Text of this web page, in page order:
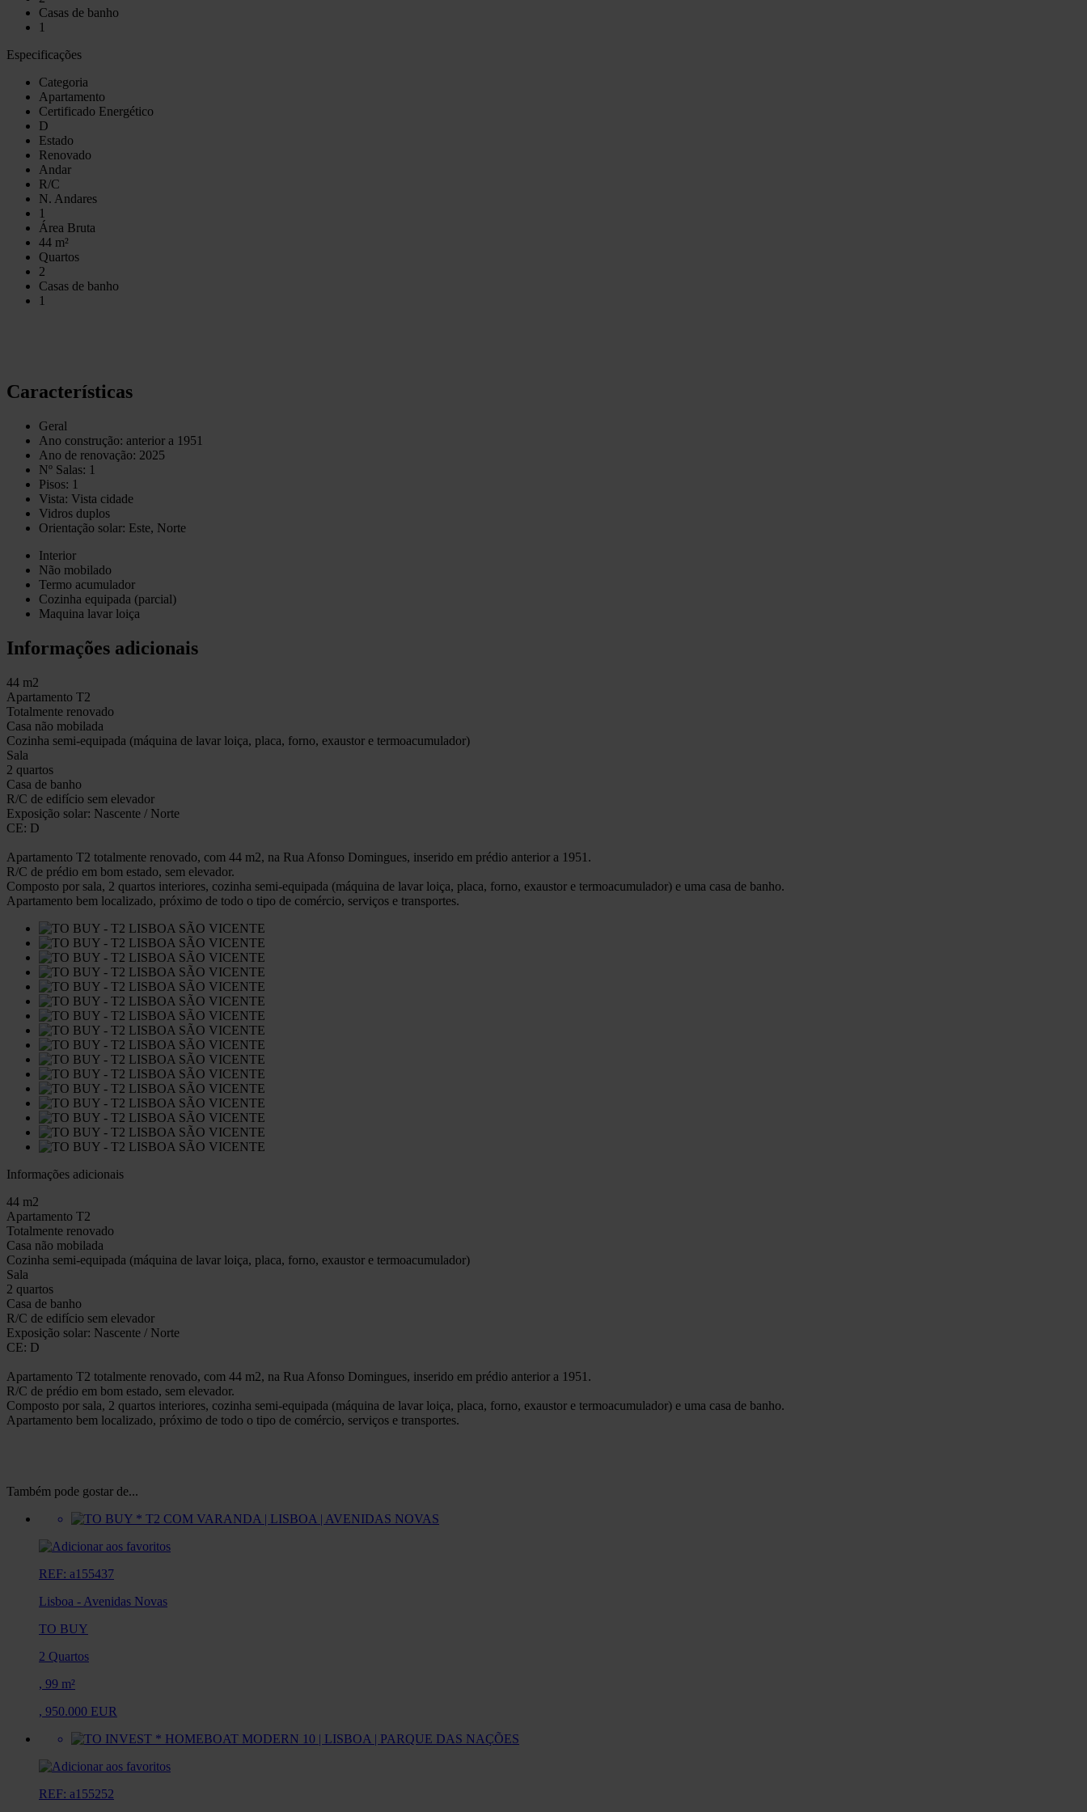
Casas de banho
1
Especificações
Categoria
Apartamento
Certificado Energético
D
Estado
Renovado
Andar
R/C
N. Andares
1
Área Bruta
44 m²
Quartos
2
Casas de banho
1
Características
Geral
Ano construção: anterior a 1951
Ano de renovação: 2025
Nº Salas: 1
Pisos: 1
Vista: Vista cidade
Vidros duplos
Orientação solar: Este, Norte
Interior
Não mobilado
Termo acumulador
Cozinha equipada (parcial)
Maquina lavar loiça
Informações adicionais
44 m2
Apartamento T2
Totalmente renovado
Casa não mobilada
Cozinha semi-equipada (máquina de lavar loiça, placa, forno, exaustor e termoacumulador)
Sala
2 quartos
Casa de banho
R/C de edifício sem elevador
Exposição solar: Nascente / Norte
CE: D
Apartamento T2 totalmente renovado, com 44 m2, na Rua Afonso Domingues, inserido em prédio anterior a 1951.
R/C de prédio em bom estado, sem elevador.
Composto por sala, 2 quartos interiores, cozinha semi-equipada (máquina de lavar loiça, placa, forno, exaustor e termoacumulador) e uma casa de banho.
Apartamento bem localizado, próximo de todo o tipo de comércio, serviços e transportes.
Informações adicionais
44 m2
Apartamento T2
Totalmente renovado
Casa não mobilada
Cozinha semi-equipada (máquina de lavar loiça, placa, forno, exaustor e termoacumulador)
Sala
2 quartos
Casa de banho
R/C de edifício sem elevador
Exposição solar: Nascente / Norte
CE: D
Apartamento T2 totalmente renovado, com 44 m2, na Rua Afonso Domingues, inserido em prédio anterior a 1951.
R/C de prédio em bom estado, sem elevador.
Composto por sala, 2 quartos interiores, cozinha semi-equipada (máquina de lavar loiça, placa, forno, exaustor e termoacumulador) e uma casa de banho.
Apartamento bem localizado, próximo de todo o tipo de comércio, serviços e transportes.
Também pode gostar de...
REF: a155437
Lisboa - Avenidas Novas
TO BUY
2 Quartos
, 99 m²
, 950.000 EUR
REF: a155252